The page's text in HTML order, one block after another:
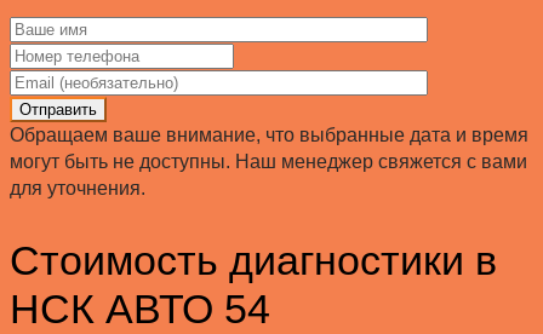
Отправить
Обращаем ваше внимание, что выбранные дата и время
могут быть не доступны. Наш менеджер свяжется с вами
для уточнения.
Стоимость диагностики в
НСК АВТО 54